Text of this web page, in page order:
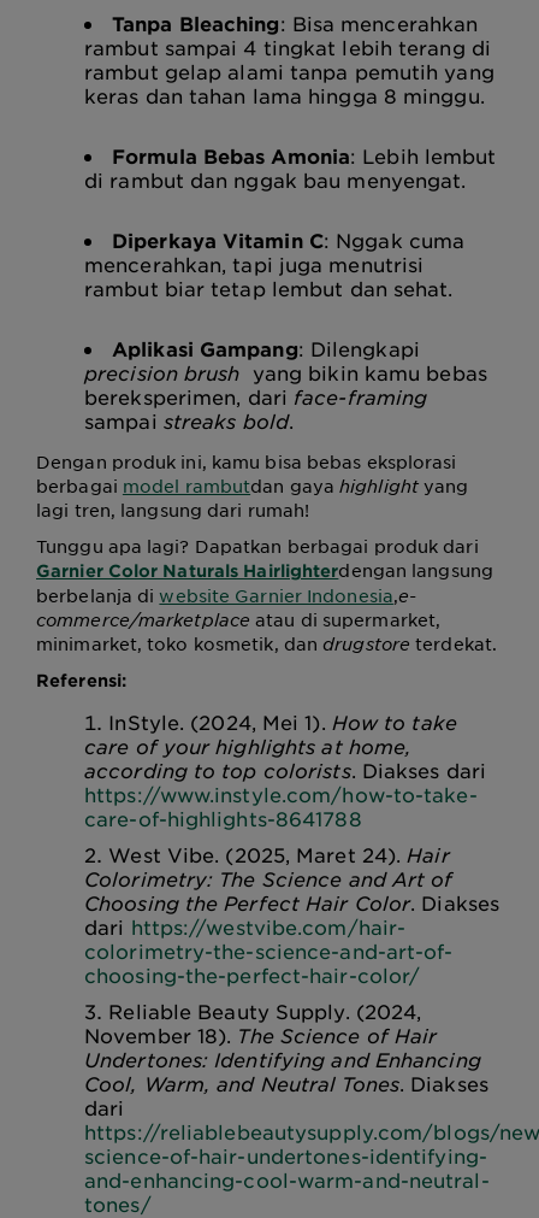
Tanpa Bleaching: Bisa mencerahkan
rambut sampai 4 tingkat lebih terang di
rambut gelap alami tanpa pemutih yang
keras dan tahan lama hingga 8 minggu.
Formula Bebas Amonia: Lebih lembut
di rambut dan nggak bau menyengat.
Diperkaya Vitamin C: Nggak cuma
mencerahkan, tapi juga menutrisi
rambut biar tetap lembut dan sehat.
Aplikasi Gampang: Dilengkapi
precision brush yang bikin kamu bebas
bereksperimen, dari face-framing
sampai streaks bold.
Dengan produk ini, kamu bisa bebas eksplorasi
berbagai model rambutdan gayahighlightyang
lagi tren, langsung dari rumah!
Tunggu apa lagi? Dapatkan berbagai produk dari
Garnier Color Naturals Hairlighterdengan langsung
berbelanja diwebsite Garnier Indonesia,e-
commerce/marketplace atau di supermarket,
minimarket, toko kosmetik, dandrugstore terdekat.
Referensi:
InStyle. (2024, Mei 1). How to take
care of your highlights at home,
according to top colorists. Diakses dari
https://www.instyle.com/how-to-take-
care-of-highlights-8641788
West Vibe. (2025, Maret 24). Hair
Colorimetry: The Science and Art of
Choosing the Perfect Hair Color. Diakses
dari https://westvibe.com/hair-
colorimetry-the-science-and-art-of-
choosing-the-perfect-hair-color/
Reliable Beauty Supply. (2024,
November 18). The Science of Hair
Undertones: Identifying and Enhancing
Cool, Warm, and Neutral Tones. Diakses
dari
https://reliablebeautysupply.com/blogs/
science-of-hair-undertones-identifying-
and-enhancing-cool-warm-and-neutral-
tones/